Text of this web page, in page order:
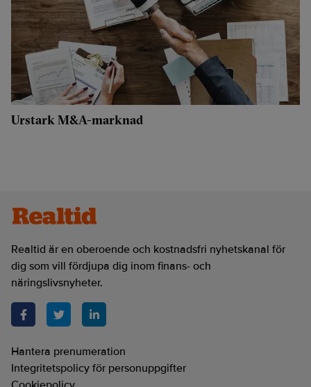
Urstark M&A-marknad
Realtid är en oberoende och kostnadsfri nyhetskanal för
dig som vill fördjupa dig inom finans- och
näringslivsnyheter.
Hantera prenumeration
Integritetspolicy för personuppgifter